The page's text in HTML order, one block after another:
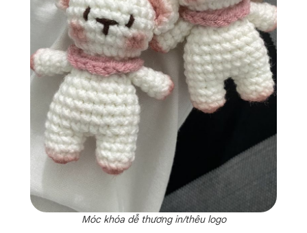
Móc khóa dễ thương in/thêu logo